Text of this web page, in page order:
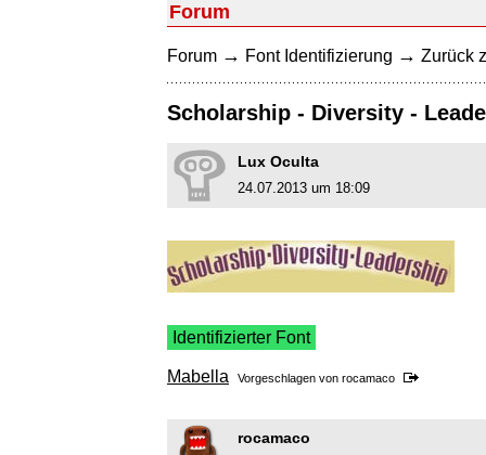
Forum
Forum → Font Identifizierung → Zurück
Scholarship - Diversity -
Lux Oculta
24.07.2013 um 18:09
Identifizierter Font
Mabella Vorgeschlagen von rocamaco
rocamaco